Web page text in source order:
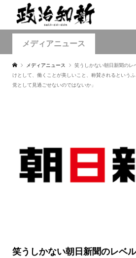
メディアニュース
メディアニュース
笑うしかない朝日新聞のレ
けとして、働くことが美しいこと、称賛されるという
党として見過ごせないのではないか」
笑うしかない朝日新聞のレベ